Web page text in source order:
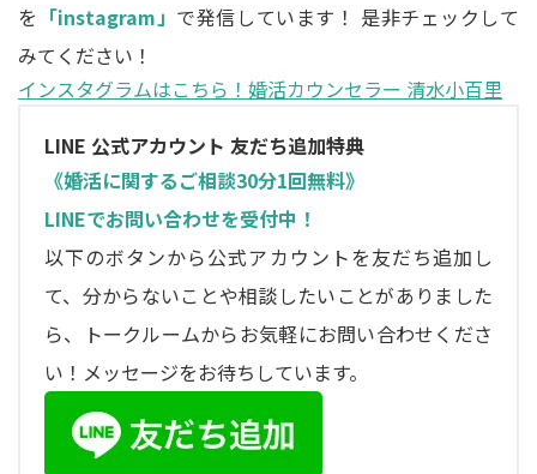
を 「instagram」 で発信しています！ 是非チェックして
みてください！
インスタグラムはこちら！婚活カウンセラー 清水小百里
LINE 公式アカウント 友だち追加特典
《婚活に関するご相談30分1回無料》
LINEでお問い合わせを受付中！
以下のボタンから公式アカウントを友だち追加し
て、分からないことや相談したいことがありました
ら、トークルームからお気軽にお問い合わせくださ
い！メッセージをお待ちしています。